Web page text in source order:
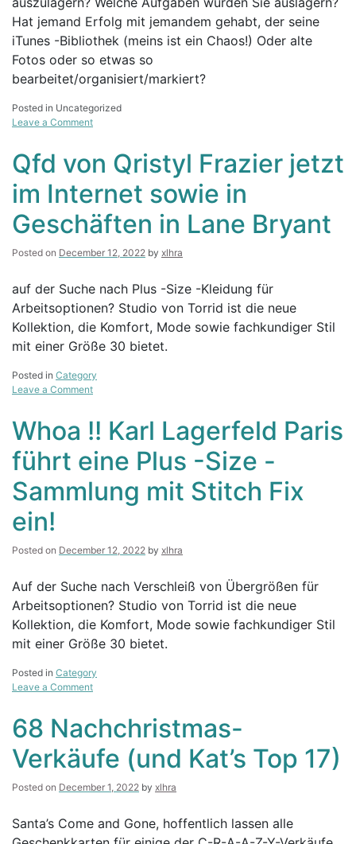
Hat jemand Erfolg mit jemandem gehabt, der seine
iTunes -Bibliothek (meins ist ein Chaos!) Oder alte
Fotos oder so etwas so
bearbeitet/organisiert/markiert?
Posted in Uncategorized
Leave a Commenton
Handels:
Qfd von Qristyl Frazier jetzt
im Internet sowie in
Geschäften in Lane Bryant
Posted on December 12, 2022 by xlhra
auf der Suche nach Plus -Size -Kleidung für
Arbeitsoptionen? Studio von Torrid ist die neue
Kollektion, die Komfort, Mode sowie fachkundiger Stil
mit einer Größe 30 bietet.
Posted in Category
Leave a Commenton
Qristyl
jetzt
Internet
sowie
in
Whoa !! Karl Lagerfeld Paris
führt eine Plus -Size -
Sammlung mit Stitch Fix
ein!
Posted on December 12, 2022 by xlhra
Auf der Suche nach Verschleiß von Übergrößen für
Arbeitsoptionen? Studio von Torrid ist die neue
Kollektion, die Komfort, Mode sowie fachkundiger Stil
mit einer Größe 30 bietet.
Posted in Category
Leave a Commenton
Karl
Paris
führt
eine
Size
68 Nachchristmas-
Verkäufe (und Kat’s Top 17)
Posted on December 1, 2022 by xlhra
Santa’s Come and Gone, hoffentlich lassen alle